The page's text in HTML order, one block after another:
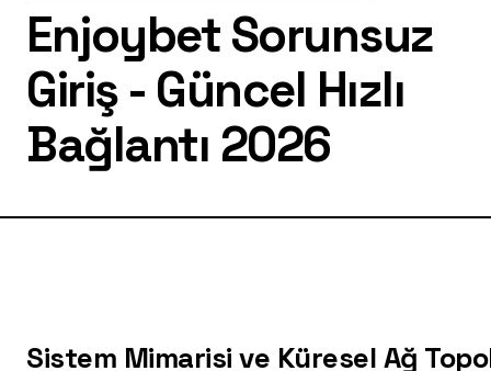
Enjoybet Sorunsuz
Giriş - Güncel Hızlı
Bağlantı 2026
Sistem Mimarisi ve Küresel Ağ